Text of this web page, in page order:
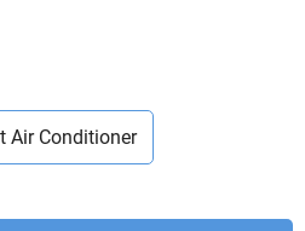
Air Conditioner